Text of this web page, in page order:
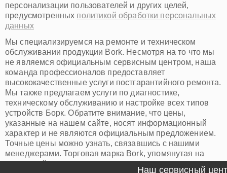
Наш сервисный
Красноярск
Пермь
Ульяновск
Киров
Архангельск
Астрахань
Белгород
Благовещенск
Брянск
Владивосток
Владикавказ
Владимир
Волжский
Вологда
Грозный
персонализации пользователей и других целей,
предусмотренных политикой обработки персональных
данных
Мы специализируемся на ремонте и техническом
обслуживании продукции Bork. Несмотря на то что мы
не являемся официальным сервисным центром, наша
команда профессионалов предоставляет
высококачественные услуги постгарантийного ремонта.
Мы также предлагаем услуги по диагностике,
техническому обслуживанию и настройке всех типов
устройств Борк. Обратите внимание, что цены,
указанные на нашем сайте, носят информационный
характер и не являются официальным предложением.
Точные цены можно узнать, связавшись с нашими
менеджерами. Торговая марка Bork, упомянутая на
нашем сайте, зарегистрирована и используется нами